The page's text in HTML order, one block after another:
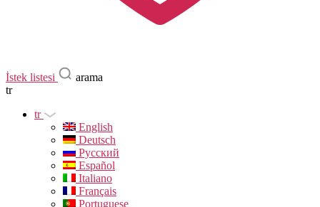
İstek listesi
arama
tr
tr
English
Deutsch
Русский
Español
Italiano
Français
Portuguese